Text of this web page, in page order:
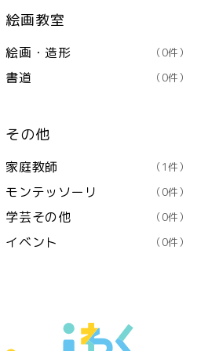
絵画教室
絵画・造形 （0件）
書道 （0件）
その他
家庭教師 （1件）
モンテッソーリ （0件）
学芸その他 （0件）
イベント （0件）